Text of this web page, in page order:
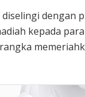
dengan
kepada